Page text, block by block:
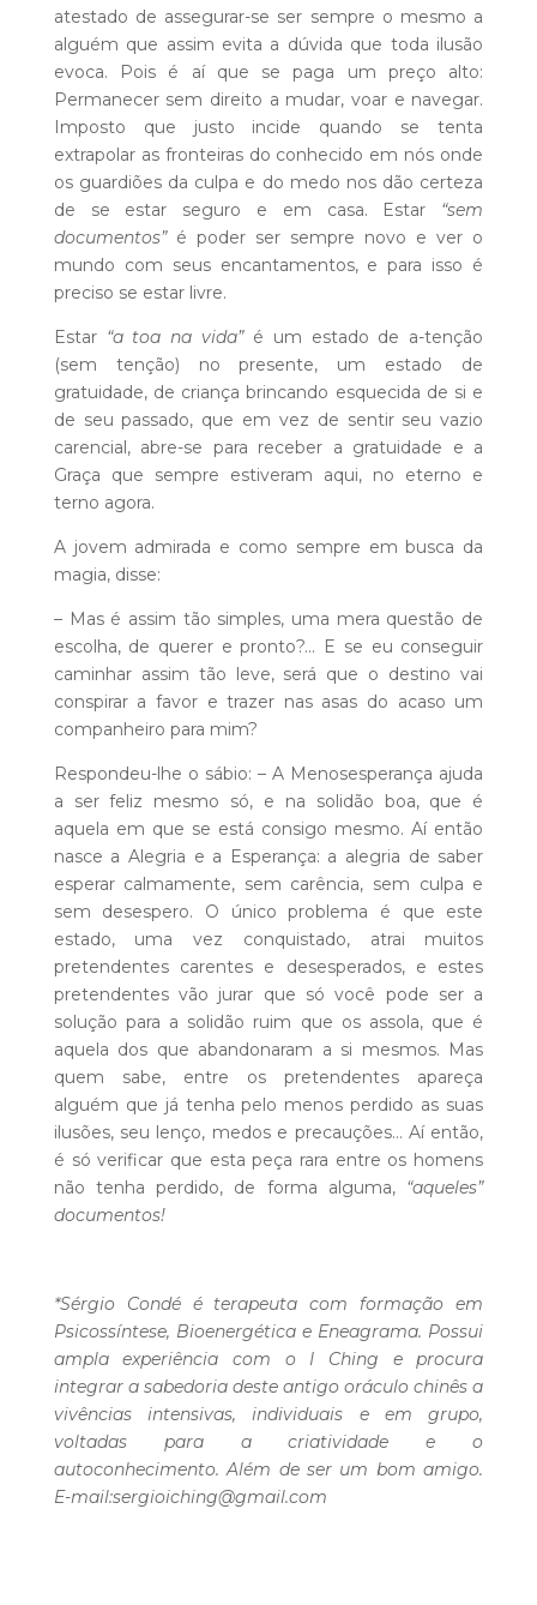
atestado de assegurar-se ser sempre o mesmo a
alguém que assim evita a dúvida que toda ilusão
evoca. Pois é aí que se paga um preço alto:
Permanecer sem direito a mudar, voar e navegar.
Imposto que justo incide quando se tenta
extrapolar as fronteiras do conhecido em nós onde
os guardiões da culpa e do medo nos dão certeza
de se estar seguro e em casa. Estar “sem
documentos”é poder ser sempre novo e ver o
mundo com seus encantamentos, e para isso é
preciso se estar livre.
Estar “a toa na vida”é um estado de a-tenção
(sem tenção) no presente, um estado de
gratuidade, de criança brincando esquecida de si e
de seu passado, que em vez de sentir seu vazio
carencial, abre-se para receber a gratuidade e a
Graça que sempre estiveram aqui, no eterno e
terno agora.
A jovem admirada e como sempre em busca da
magia, disse:
– Mas é assim tão simples, uma mera questão de
escolha, de querer e pronto?… E se eu conseguir
caminhar assim tão leve, será que o destino vai
conspirar a favor e trazer nas asas do acaso um
companheiro para mim?
Respondeu-lhe o sábio: – A Menosesperança ajuda
a ser feliz mesmo só, e na solidão boa, que é
aquela em que se está consigo mesmo. Aí então
nasce a Alegria e a Esperança: a alegria de saber
esperar calmamente, sem carência, sem culpa e
sem desespero. O único problema é que este
estado, uma vez conquistado, atrai muitos
pretendentes carentes e desesperados, e estes
pretendentes vão jurar que só você pode ser a
solução para a solidão ruim que os assola, que é
aquela dos que abandonaram a si mesmos. Mas
quem sabe, entre os pretendentes apareça
alguém que já tenha pelo menos perdido as suas
ilusões, seu lenço, medos e precauções… Aí então,
é só verificar que esta peça rara entre os homens
não tenha perdido, de forma alguma, “aqueles”
documentos!
*Sérgio Condé é terapeuta com formação em
Psicossíntese, Bioenergética e Eneagrama. Possui
ampla experiência com o I Ching e procura
integrar a sabedoria deste antigo oráculo chinês a
vivências intensivas, individuais e em grupo,
voltadas para a criatividade e o
autoconhecimento. Além de ser um bom amigo.
E-mail:sergioiching@gmail.com